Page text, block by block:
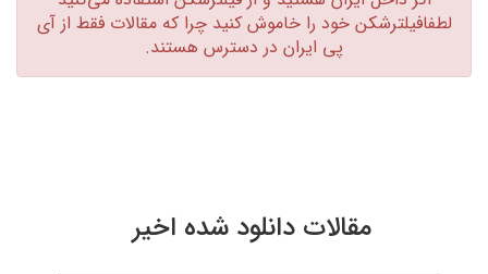
لطفافیلترشکن خود را خاموش کنید چرا که مقالات فقط از آی
پی ایران در دسترس هستند.‏
مقالات دانلود شده اخیر